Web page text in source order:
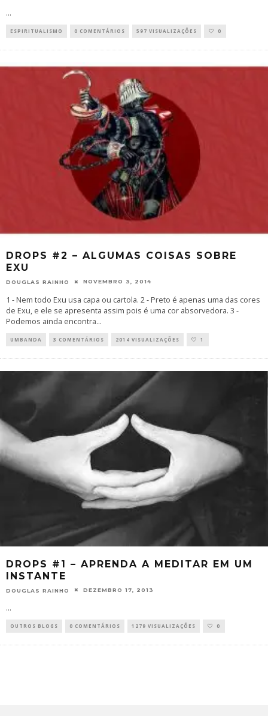
...
ESPIRITUALISMO 0 COMENTÁRIOS 597 VISUALIZAÇÕES 0
DROPS #2 – ALGUMAS COISAS SOBRE
EXU
DOUGLAS RAINHO NOVEMBRO 3, 2014
1 - Nem todo Exu usa capa ou cartola. 2 - Preto é apenas uma das cores
de Exu, e ele se apresenta assim pois é uma cor absorvedora. 3 -
Podemos ainda encontra...
UMBANDA 3 COMENTÁRIOS 2014 VISUALIZAÇÕES 1
DROPS #1 – APRENDA A MEDITAR EM UM
INSTANTE
DOUGLAS RAINHO DEZEMBRO 17, 2013
...
OUTROS BLOGS 0 COMENTÁRIOS 1279 VISUALIZAÇÕES 0